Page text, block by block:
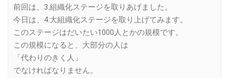
前回は、3.組織化ステージを取りあげました。
今日は、4.大組織化ステージを取り上げてみます。
このステージはだいたい1000人とかの規模です。
この規模になると、大部分の人は
「代わりのきく人」
でなければなりません。